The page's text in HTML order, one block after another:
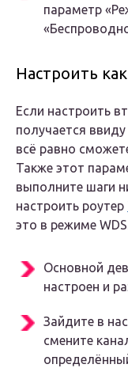
параметр
Настроить
Если настроить
получается
всё равно
Также этот
выполните шаги
настроить роутер
это в режиме
Основной
настроен и
Зайдите в
смените